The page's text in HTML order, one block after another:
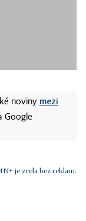
noviny mezi
Google
je zcela bez reklam.